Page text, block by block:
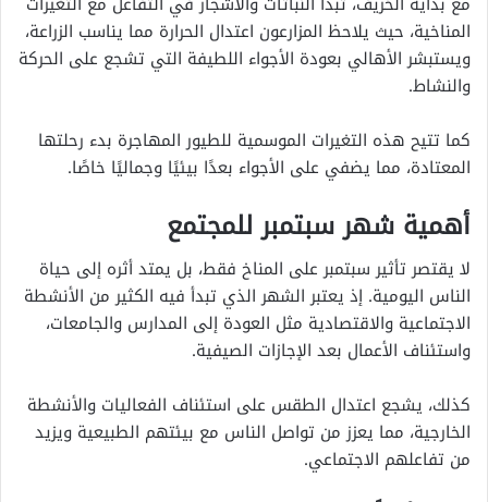
المناخية، حيث يلاحظ المزارعون اعتدال الحرارة مما يناسب الزراعة،
ويستبشر الأهالي بعودة الأجواء اللطيفة التي تشجع على الحركة
والنشاط.
كما تتيح هذه التغيرات الموسمية للطيور المهاجرة بدء رحلتها
المعتادة، مما يضفي على الأجواء بعدًا بيئيًا وجماليًا خاصًا.
أهمية شهر سبتمبر للمجتمع
لا يقتصر تأثير سبتمبر على المناخ فقط، بل يمتد أثره إلى حياة
الناس اليومية. إذ يعتبر الشهر الذي تبدأ فيه الكثير من الأنشطة
الاجتماعية والاقتصادية مثل العودة إلى المدارس والجامعات،
واستئناف الأعمال بعد الإجازات الصيفية.
كذلك، يشجع اعتدال الطقس على استئناف الفعاليات والأنشطة
الخارجية، مما يعزز من تواصل الناس مع بيئتهم الطبيعية ويزيد
من تفاعلهم الاجتماعي.